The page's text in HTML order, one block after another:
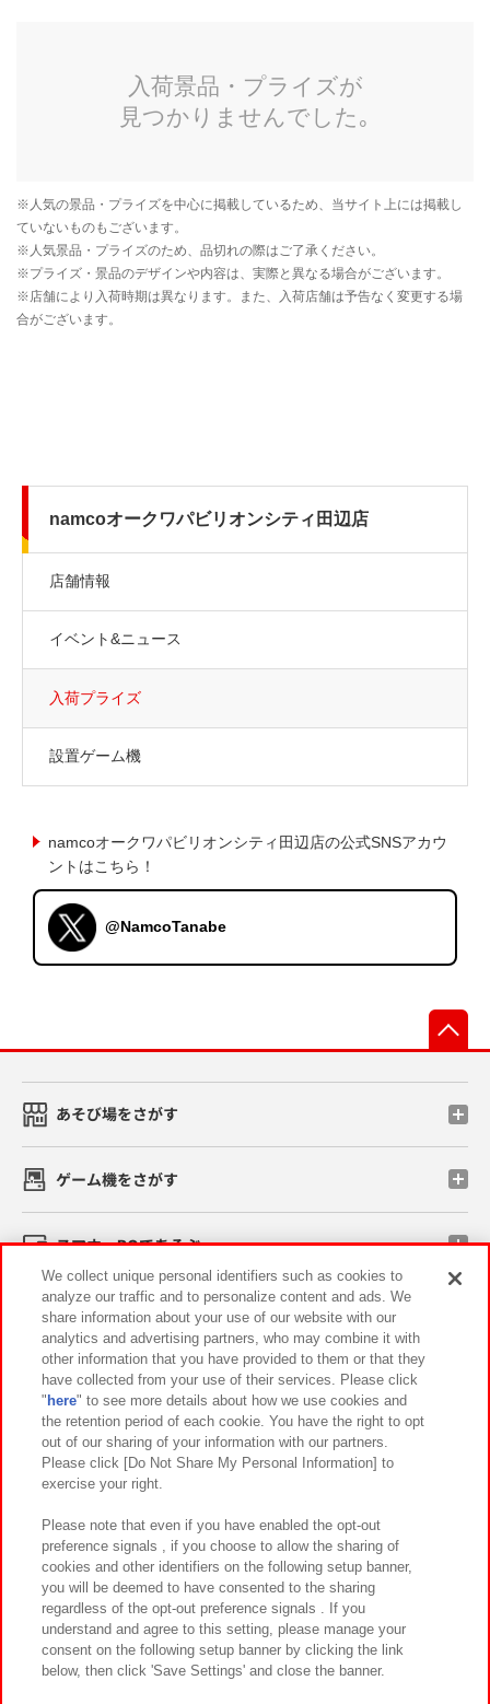
namcoオークワパビリオンシティ田辺店
店舗情報
イベント&ニュース
入荷プライズ
設置ゲーム機
namcoオークワパビリオンシティ田辺店の公式SNSアカウ
ントはこちら！
@NamcoTanabe
あそび場をさがす
ゲーム機をさがす
スマホ・PCであそぶ
イベント・キャンペーン
関連会社 サステナビリティ サイトポリシー
プライバシーポリシー ウェブアクセシビリティ方針と検証結果
お取引先さまとともに
カスタマーハラスメント対応方針 よくあるご質問・お問い合わせ
©Bandai Namco Amusement Inc.
We collect unique personal identifiers such as cookies to
analyze our traffic and to personalize content and ads. We
share information about your use of our website with our
analytics and advertising partners, who may combine it with
other information that you have provided to them or that they
have collected from your use of their services. Please click
" here" to see more details about how we use cookies and
the retention period of each cookie. You have the right to opt
out of our sharing of your information with our partners.
Please click [Do Not Share My Personal Information] to
exercise your right.
Please note that even if you have enabled the opt-out
preference signals , if you choose to allow the sharing of
cookies and other identifiers on the following setup banner,
you will be deemed to have consented to the sharing
regardless of the opt-out preference signals . If you
understand and agree to this setting, please manage your
consent on the following setup banner by clicking the link
below, then click 'Save Settings' and close the banner.